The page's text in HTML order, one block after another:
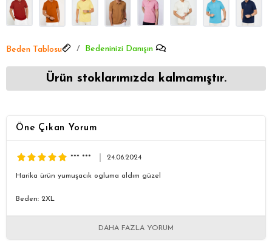
Beden Tablosu Bedeninizi Danışın
Ürün stoklarımızda kalmamıştır.
Öne Çıkan Yorum
*** *** 24.06.2024
Harika ürün yumuşacık ogluma aldım güzel
Beden: 2XL
DAHA FAZLA YORUM